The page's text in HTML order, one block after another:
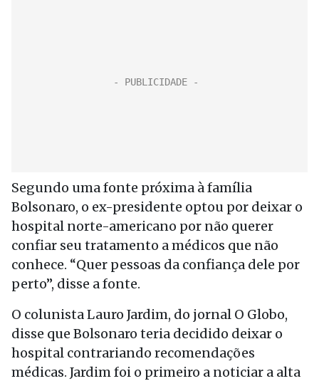
Segundo uma fonte próxima à família
Bolsonaro, o ex-presidente optou por deixar o
hospital norte-americano por não querer
confiar seu tratamento a médicos que não
conhece. “Quer pessoas da confiança dele por
perto”, disse a fonte.
O colunista Lauro Jardim, do jornal O Globo,
disse que Bolsonaro teria decidido deixar o
hospital contrariando recomendações
médicas. Jardim foi o primeiro a noticiar a alta